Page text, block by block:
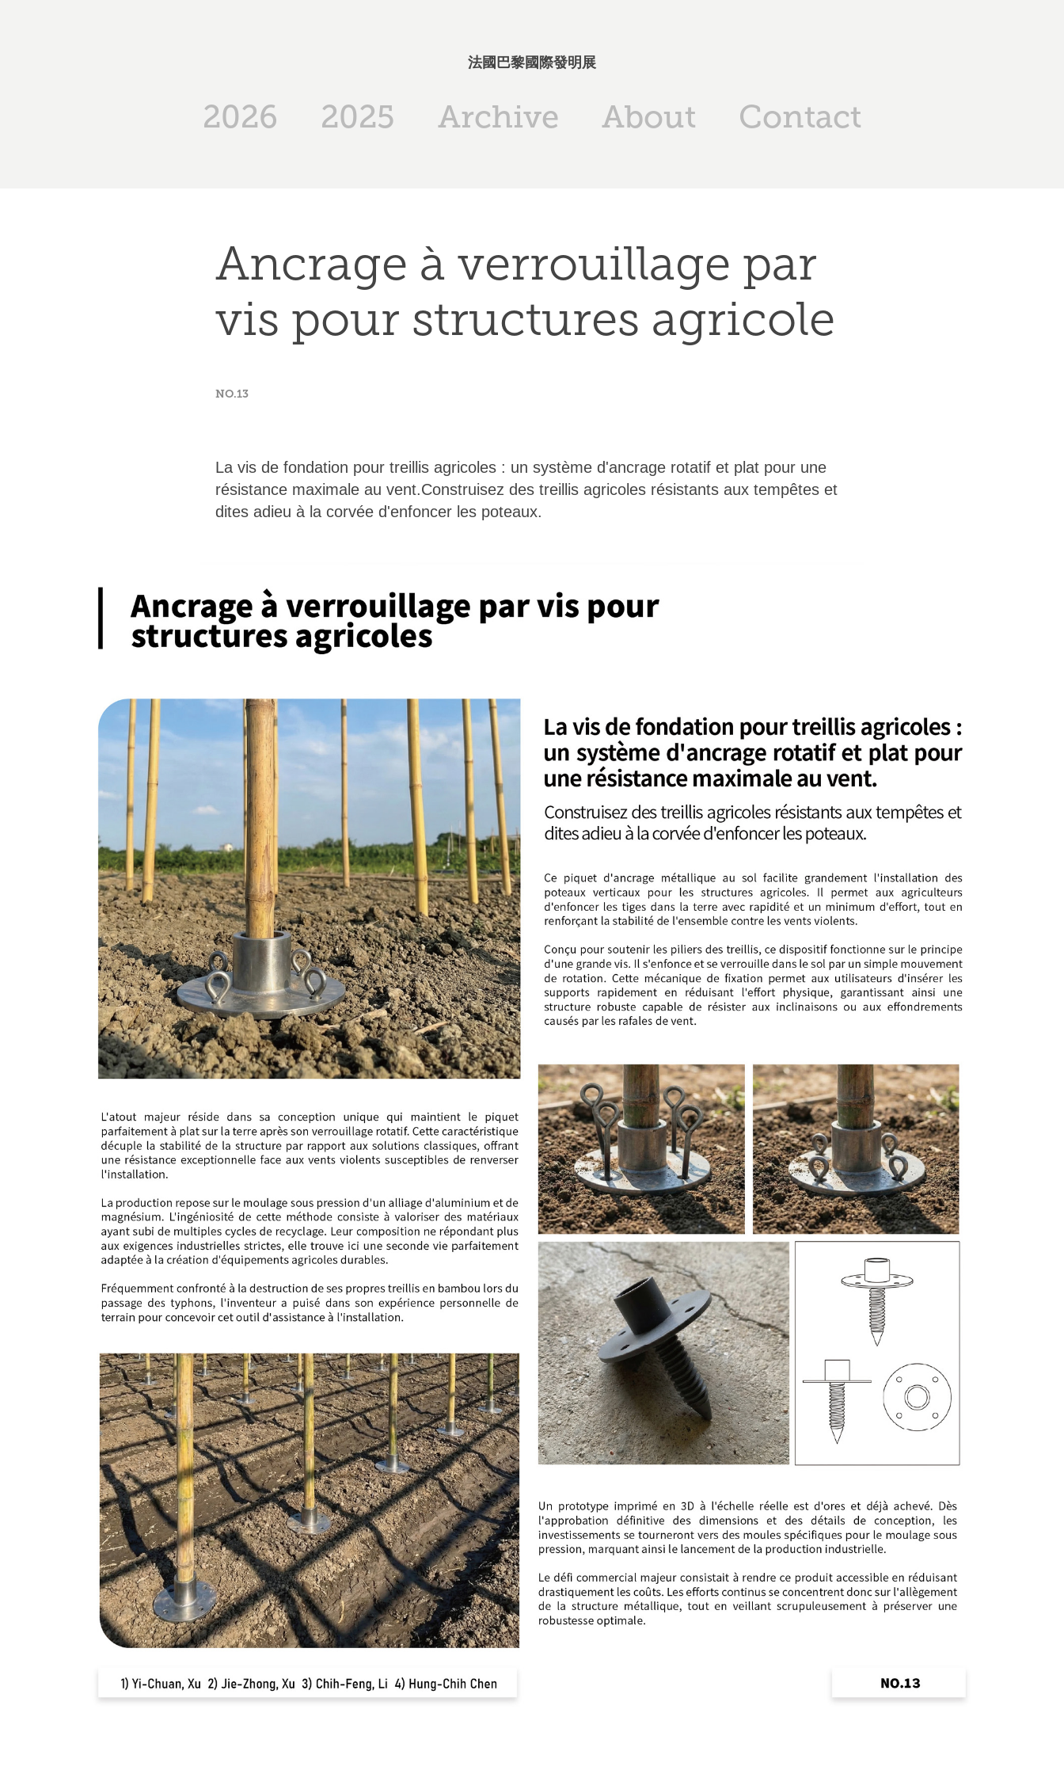
法國巴黎國際發明展
2026 2025 Archive About Contact
Ancrage à verrouillage par
vis pour structures agricole
NO.13
La vis de fondation pour treillis agricoles : un système d'ancrage rotatif et plat pour une
résistance maximale au vent.Construisez des treillis agricoles résistants aux tempêtes et
dites adieu à la corvée d'enfoncer les poteaux.